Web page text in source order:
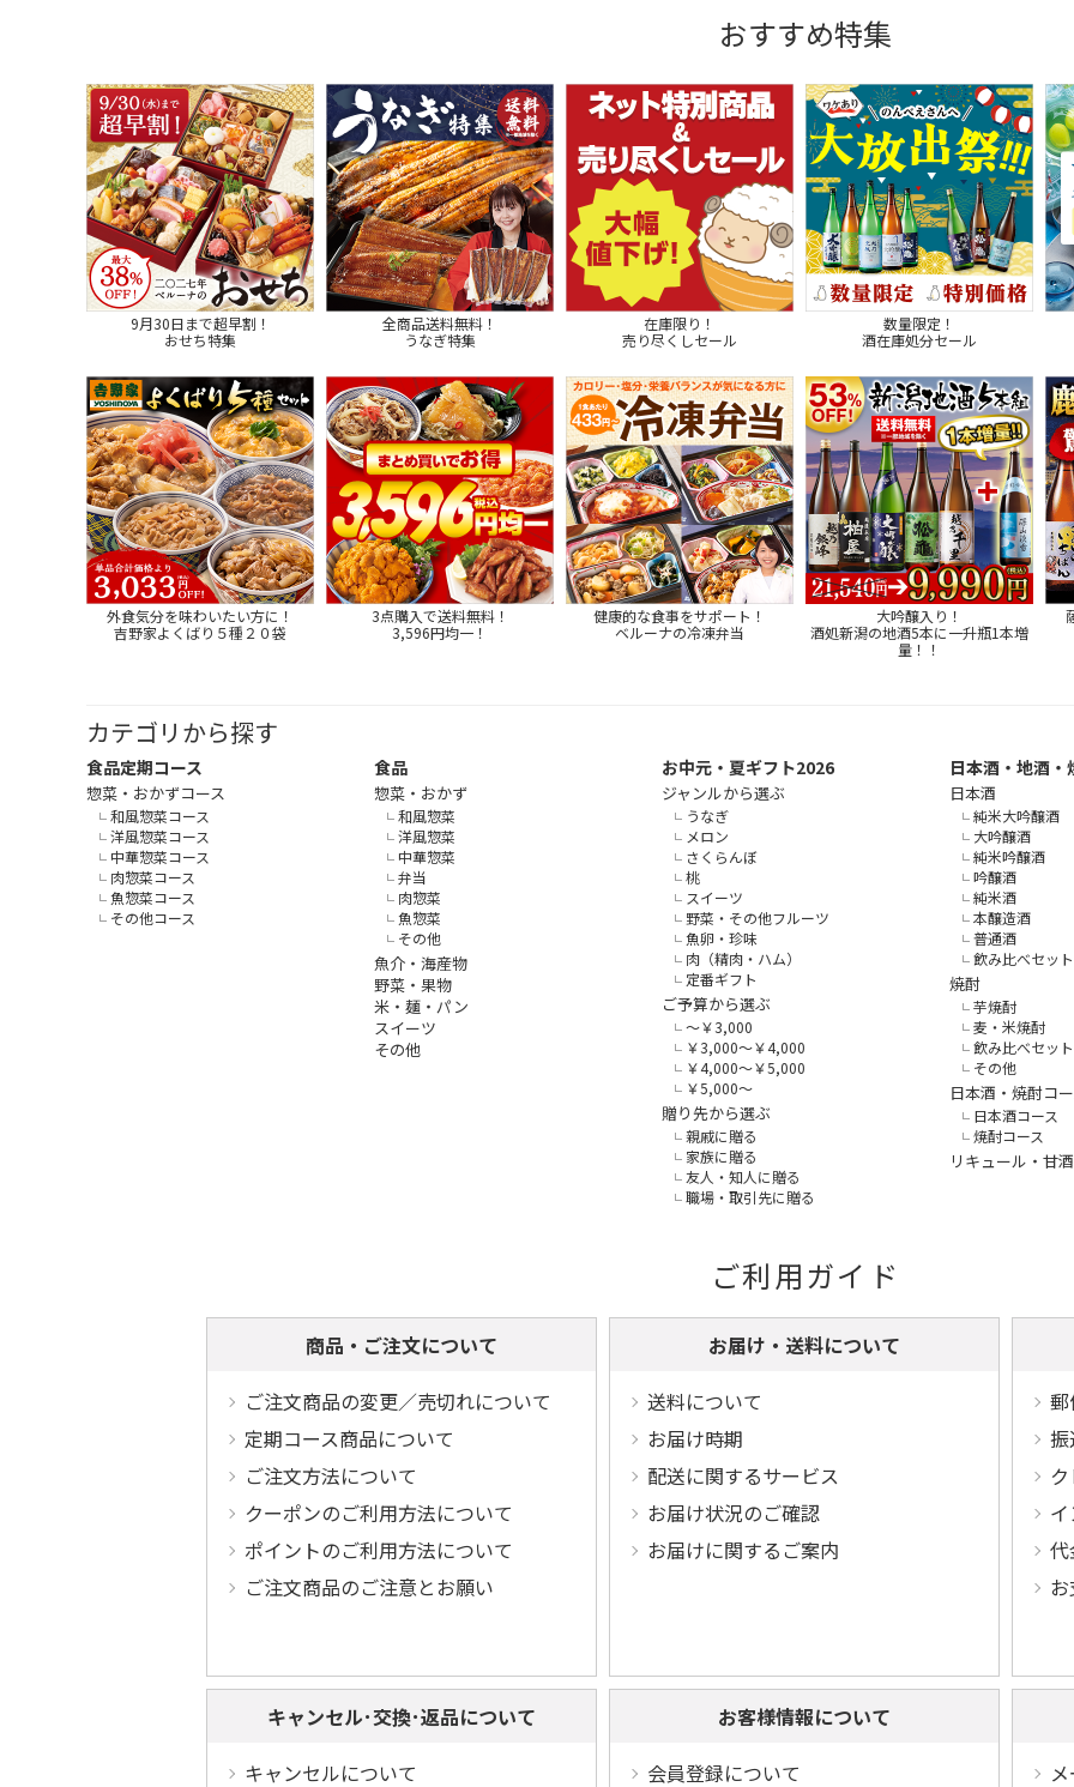
おすすめ特集
9月30日まで超早割！
おせち特集
全商品送料無料！
うなぎ特集
在庫限り！
売り尽くしセール
数量限定！
酒在庫処分セール
外食気分を味わいたい方に！
吉野家よくばり５種２０袋
3点購入で送料無料！
3,596円均一！
健康的な食事をサポート！
ベルーナの冷凍弁当
大吟醸入り！
酒処新潟の地酒5本に一升瓶1本増
量！！
カテゴリから探す
食品定期コース
惣菜・おかずコース
和風惣菜コース
洋風惣菜コース
中華惣菜コース
肉惣菜コース
魚惣菜コース
その他コース
食品
惣菜・おかず
和風惣菜
洋風惣菜
中華惣菜
弁当
肉惣菜
魚惣菜
その他
魚介・海産物
野菜・果物
米・麺・パン
スイーツ
その他
お中元・夏ギフト2026
ジャンルから選ぶ
うなぎ
メロン
さくらんぼ
桃
スイーツ
野菜・その他フルーツ
魚卵・珍味
肉（精肉・ハム）
定番ギフト
ご予算から選ぶ
～￥3,000
￥3,000～￥4,000
￥4,000～￥5,000
￥5,000～
贈り先から選ぶ
親戚に贈る
家族に贈る
友人・知人に贈る
職場・取引先に贈る
日本酒・地酒・
日本酒
純米大吟醸酒
大吟醸酒
純米吟醸酒
吟醸酒
純米酒
本醸造酒
普通酒
飲み比べセット
焼酎
芋焼酎
麦・米焼酎
飲み比べセット
その他
日本酒・焼酎コ
日本酒コース
焼酎コース
リキュール・甘酒
ご利用ガイド
商品・ご注文について
ご注文商品の変更／売切れについて
定期コース商品について
ご注文方法について
クーポンのご利用方法について
ポイントのご利用方法について
ご注文商品のご注意とお願い
お届け・送料について
送料について
お届け時期
配送に関するサービス
お届け状況のご確認
お届けに関するご案内
キャンセル･交換･返品について
キャンセルについて
お客様情報について
会員登録について